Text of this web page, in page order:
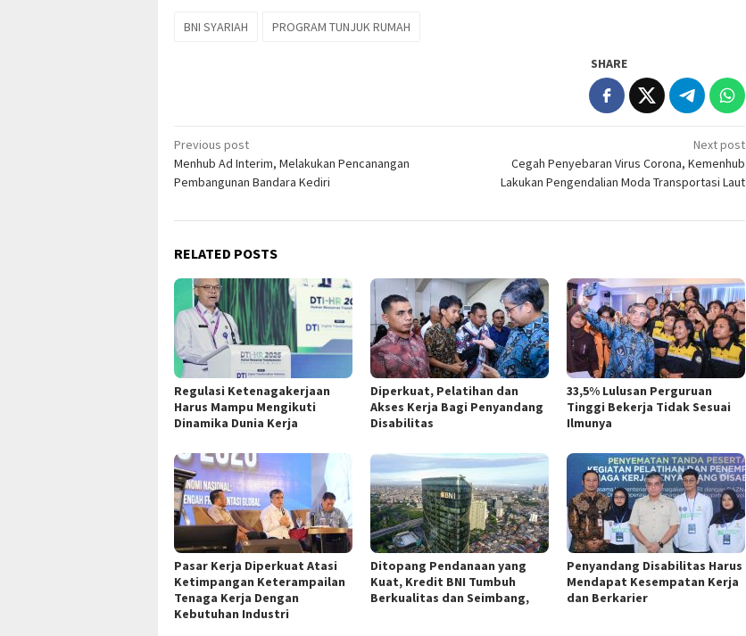
BNI SYARIAH PROGRAM TUNJUK RUMAH
SHARE
Post
navigation
Previous post
Menhub Ad Interim, Melakukan Pencanangan
Pembangunan Bandara Kediri
Next post
Cegah Penyebaran Virus Corona, Kemenhub
Lakukan Pengendalian Moda Transportasi Laut
RELATED POSTS
Regulasi Ketenagakerjaan
Harus Mampu Mengikuti
Dinamika Dunia Kerja
Diperkuat, Pelatihan dan
Akses Kerja Bagi Penyandang
Disabilitas
33,5% Lulusan Perguruan
Tinggi Bekerja Tidak Sesuai
Ilmunya
Pasar Kerja Diperkuat Atasi
Ketimpangan Keterampailan
Tenaga Kerja Dengan
Kebutuhan Industri
Ditopang Pendanaan yang
Kuat, Kredit BNI Tumbuh
Berkualitas dan Seimbang,
Penyandang Disabilitas Harus
Mendapat Kesempatan Kerja
dan Berkarier